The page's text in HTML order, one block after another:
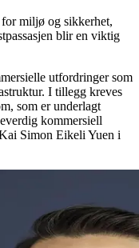
miljø og sikkerhet,
blir en viktig
utfordringer som
I tillegg kreves
som er underlagt
kommersiell
Simon Eikeli Yuen i